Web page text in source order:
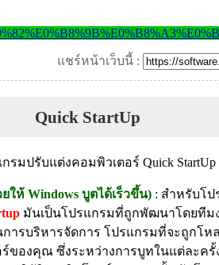
แชร์หน้าเว็บนี้ :
Quick StartUp
ให้ Windows บูตได้เร็วขึ้น) : สำหรับโ
มันเป็นโปรแกรมที่ถูกพัฒนาโดยทีม
การบริหารจัดการ โปรแกรมที่จะถูกโ
ของคุณ ซึ่งระหว่างการบูทในแต่ละค